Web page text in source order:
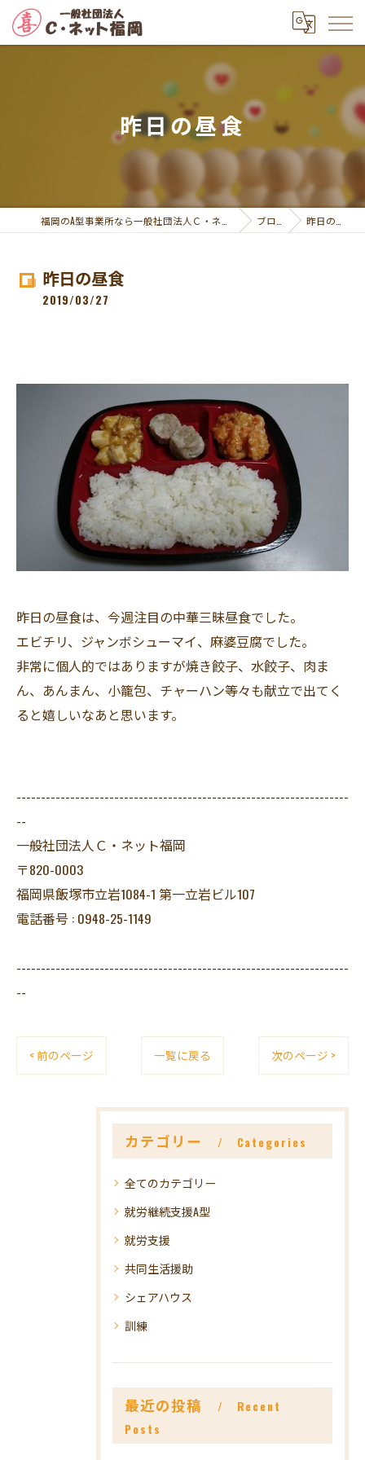
昨日の昼食
ブログ 昨日の昼食
昨日の昼食
2019/03/27
昨日の昼食は、今週注目の中華三昧昼食でした。
エビチリ、ジャンボシューマイ、麻婆豆腐でした。
非常に個人的ではありますが焼き餃子、水餃子、肉ま
ん、あんまん、小籠包、チャーハン等々も献立で出てく
ると嬉しいなあと思います。
--------------------------------------------------------------------
--
一般社団法人Ｃ・ネット福岡
〒820-0003
福岡県飯塚市立岩1084-1 第一立岩ビル107
電話番号 : 0948-25-1149
--------------------------------------------------------------------
--
< 前のページ 一覧に戻る 次のページ >
カテゴリー Categories
全てのカテゴリー
就労継続支援A型
就労支援
共同生活援助
シェアハウス
訓練
最近の投稿
Recent
Posts